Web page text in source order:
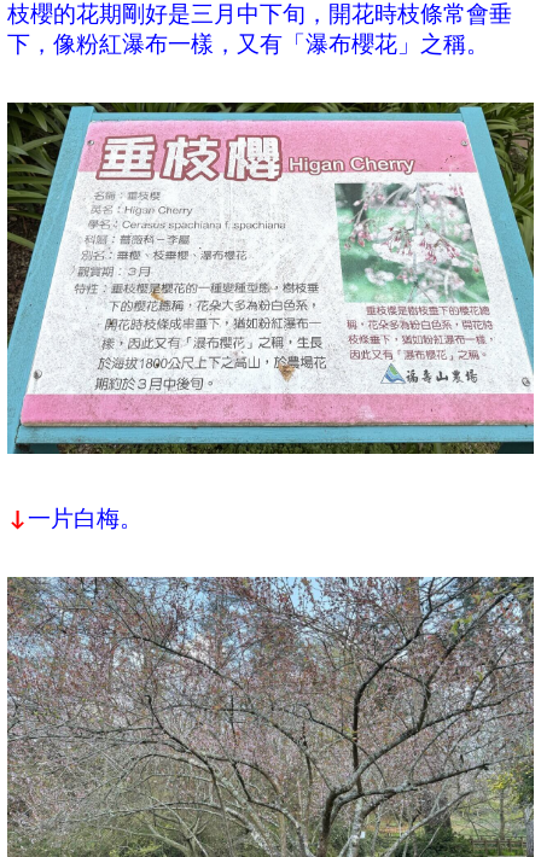
枝櫻的花期剛好是三月中下旬，開花時枝條常會垂
下，像粉紅瀑布一樣，又有「瀑布櫻花」之稱。
↓一片白梅。